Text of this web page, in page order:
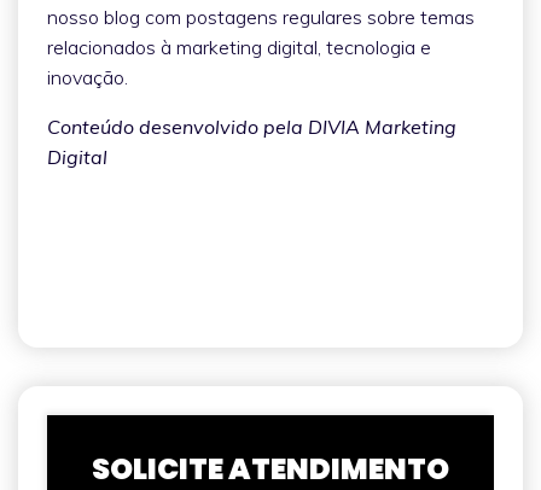
nosso blog com postagens regulares sobre temas
relacionados à marketing digital, tecnologia e
inovação.
Conteúdo desenvolvido pela DIVIA Marketing
Digital
SOLICITE ATENDIMENTO